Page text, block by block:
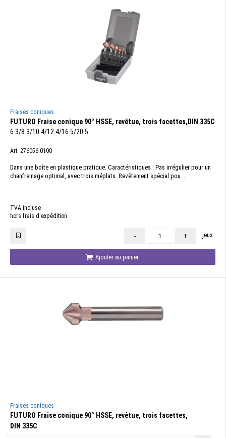
Fraises coniques
FUTURO Fraise conique 90° HSSE, revêtue, trois facettes,DIN 335C
6.3/8.3/10.4/12.4/16.5/20.5
Art. 276056.0100
Dans une boîte en plastique pratique. Caractéristiques : Pas irrégulier pour un
chanfreinage optimal, avec trois méplats. Revêtement spécial pou ...
TVA incluse
hors frais d'expédition
- + jeux
Ajouter au panier
Fraises coniques
FUTURO Fraise conique 90° HSSE, revêtue, trois facettes,
DIN 335C